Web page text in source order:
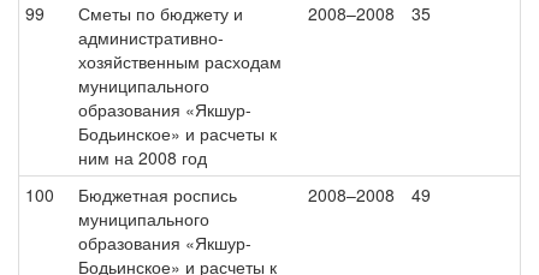
99
Сметы по бюджету и
административно-
хозяйственным расходам
муниципального
образования «Якшур-
Бодьинское» и расчеты к
ним на 2008 год
2008–2008 35
100
Бюджетная роспись
муниципального
образования «Якшур-
Бодьинское» и расчеты к
2008–2008 49